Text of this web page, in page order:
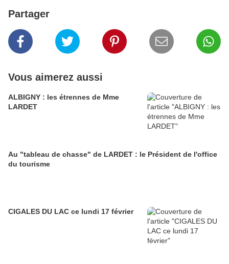
Partager
Vous aimerez aussi
ALBIGNY : les étrennes de Mme
LARDET
Au "tableau de chasse" de LARDET : le Président de l'office
du tourisme
CIGALES DU LAC ce lundi 17 février